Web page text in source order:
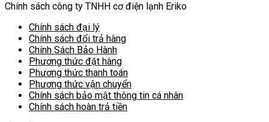
Chính sách công ty TNHH cơ điện lạnh Eriko
Chính sách đại lý
Chính sách đổi trả hàng
Chính Sách Bảo Hành
Phương thức đặt hàng
Phương thức thanh toán
Phương thức vận chuyển
Chính sách bảo mật thông tin cá nhân
Chính sách hoàn trả tiền